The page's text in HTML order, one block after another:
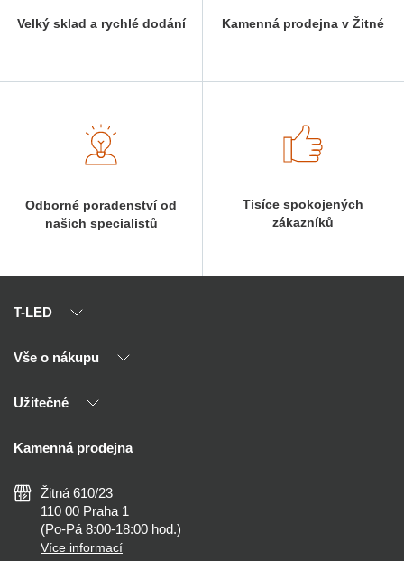
Velký sklad a rychlé dodání Kamenná prodejna v Žitné
Odborné poradenství od
našich specialistů
Tisíce spokojených
zákazníků
T-LED
O nás
Kontakty
Vše o nákupu
Výhody T-LED
Montáž
Nejčastější dotazy
Než koupíte
Osvětlení dle místnosti
Užitečné
Reklamace a vrácení
Zásady ochrany soukromí
Nastavení cookies
Prohlášení o přístupnosti
Kamenná prodejna
Žitná 610/23
110 00 Praha 1
(Po-Pá 8:00-18:00 hod.)
Více informací